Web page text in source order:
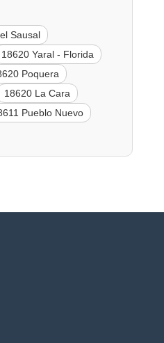
Sausal
18620 Yaral - Florida
Poquera
18620 La Cara
Pueblo Nuevo